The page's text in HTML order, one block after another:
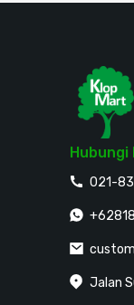
Hubungi
021-
Jalan